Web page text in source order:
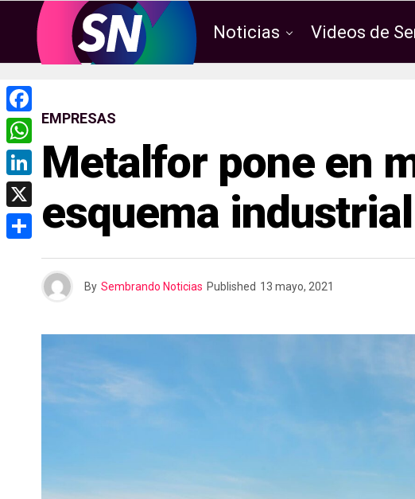
Noticias Videos de
EMPRESAS
Metalfor pone en
esquema industrial
By Sembrando Noticias Published 13 mayo, 2021
F
a
c
e
b
W
h
a
L
i
n
X